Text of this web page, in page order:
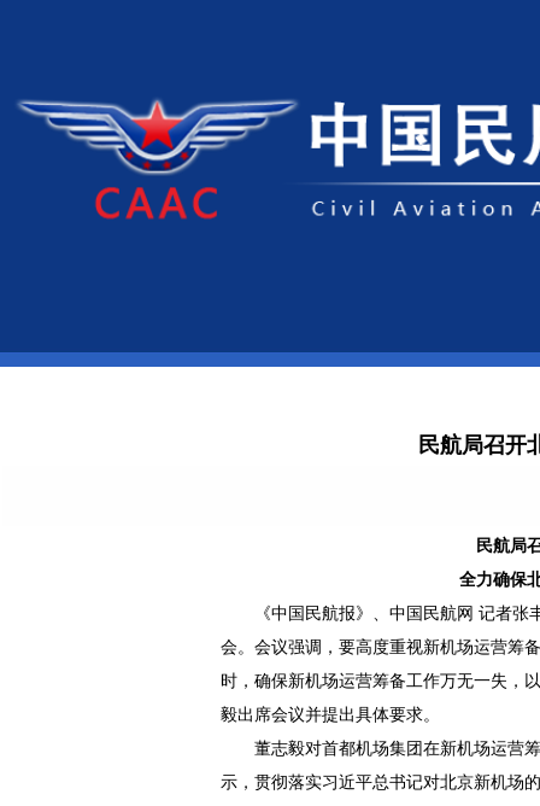
民航局召开
民航局
全力确保
《中国民航报》、中国民航网 记者
会。会议强调，要高度重视新机场运营筹
时，确保新机场运营筹备工作万无一失，
毅出席会议并提出具体要求。
董志毅对首都机场集团在新机场运营
示，贯彻落实习近平总书记对北京新机场